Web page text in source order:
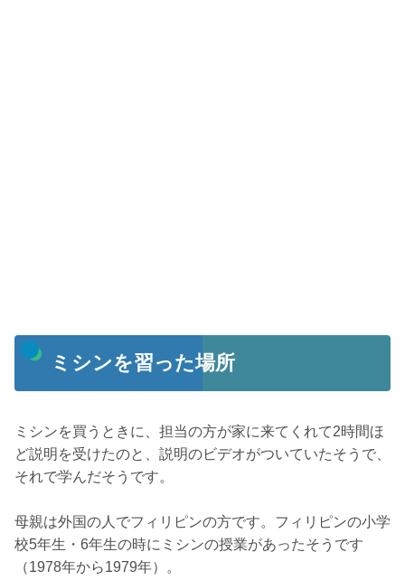
ミシンを習った場所
ミシンを買うときに、担当の方が家に来てくれて2時間ほ
ど説明を受けたのと、説明のビデオがついていたそうで、
それで学んだそうです。
母親は外国の人でフィリピンの方です。フィリピンの小学
校5年生・6年生の時にミシンの授業があったそうです
（1978年から1979年）。